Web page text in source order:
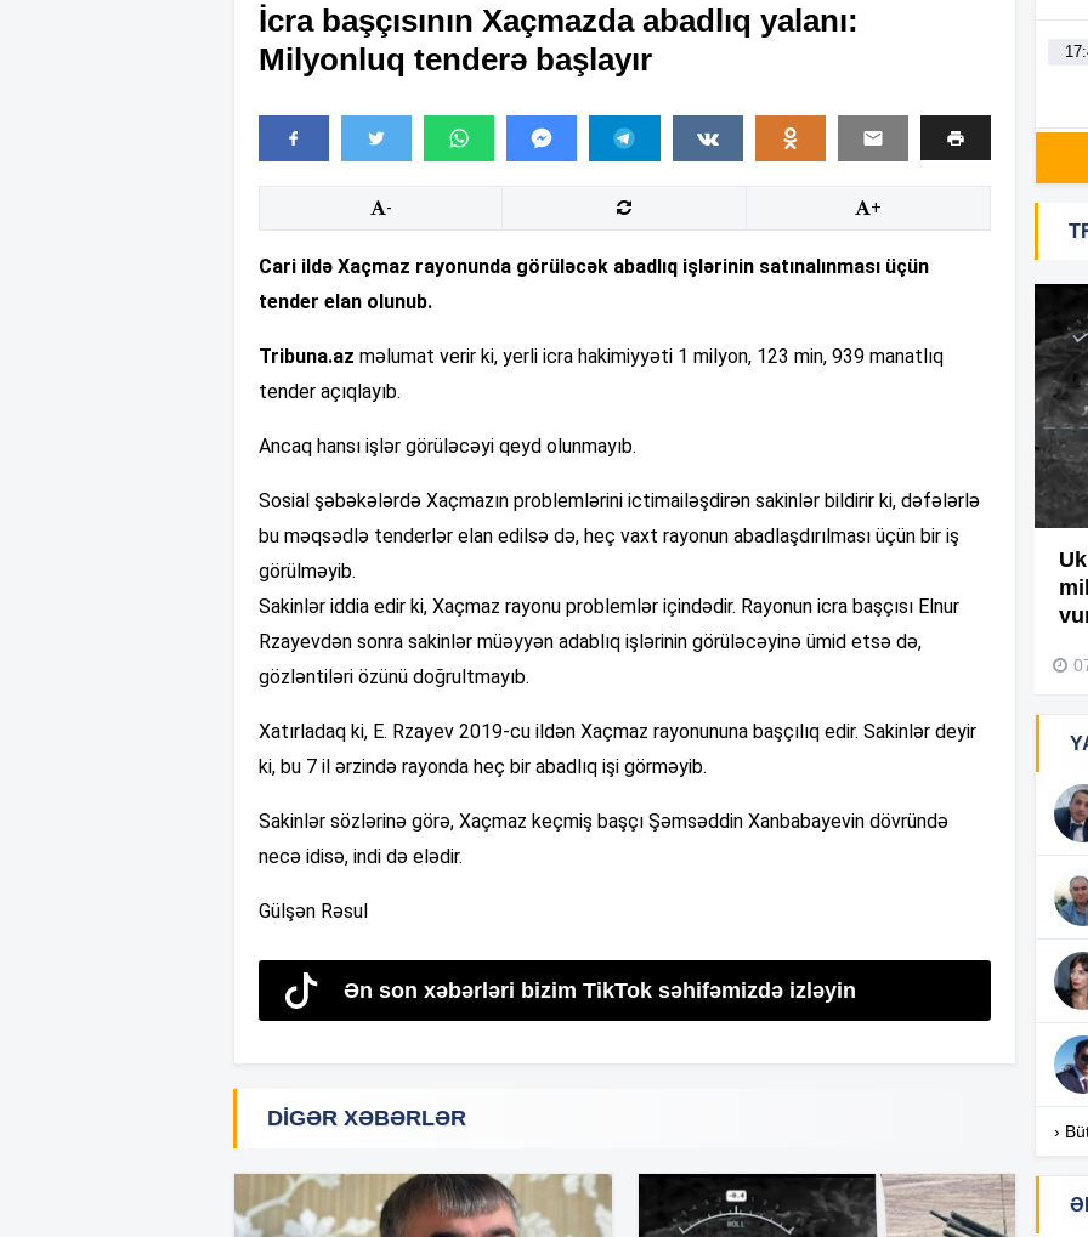
İcra başçısının Xaçmazda abadlıq yalanı:
Milyonluq tenderə başlayır
- +
Cari ildə Xaçmaz rayonunda görüləcək abadlıq işlərinin satınalınması üçün
tender elan olunub.
Tribuna.az məlumat verir ki, yerli icra hakimiyyəti 1 milyon, 123 min, 939 manatlıq
tender açıqlayıb.
Ancaq hansı işlər görüləcəyi qeyd olunmayıb.
Sosial şəbəkələrdə Xaçmazın problemlərini ictimailəşdirən sakinlər bildirir ki, dəfələrlə
bu məqsədlə tenderlər elan edilsə də, heç vaxt rayonun abadlaşdırılması üçün bir iş
görülməyib.
Sakinlər iddia edir ki, Xaçmaz rayonu problemlər içindədir. Rayonun icra başçısı Elnur
Rzayevdən sonra sakinlər müəyyən adablıq işlərinin görüləcəyinə ümid etsə də,
gözləntiləri özünü doğrultmayıb.
Xatırladaq ki, E. Rzayev 2019-cu ildən Xaçmaz rayonununa başçılıq edir. Sakinlər deyir
ki, bu 7 il ərzində rayonda heç bir abadlıq işi görməyib.
Sakinlər sözlərinə görə, Xaçmaz keçmiş başçı Şəmsəddin Xanbabayevin dövründə
necə idisə, indi də elədir.
Gülşən Rəsul
Ən son xəbərləri bizim TikTok səhifəmizdə izləyin
DIGƏR XƏBƏRLƏR
04 Avqust 2026, 09:45
›